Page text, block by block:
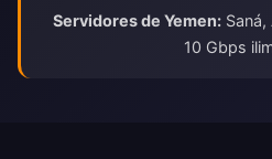
Servidores de Yemen: Saná,
10 Gbps